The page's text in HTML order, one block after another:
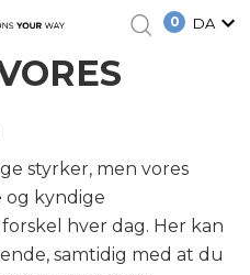
0 DA
styrker, men vores
og kyndige
hver dag. Her kan
samtidig med at du